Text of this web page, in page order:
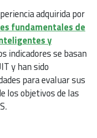
adquirida por
fundamentales de
y
indicadores se basan
y han sido
para evaluar sus
los objetivos de las